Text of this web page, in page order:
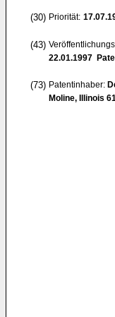
(30) Priorität:
(43)
22.01.1997
(73) Patentinhaber:
Moline, Illinois